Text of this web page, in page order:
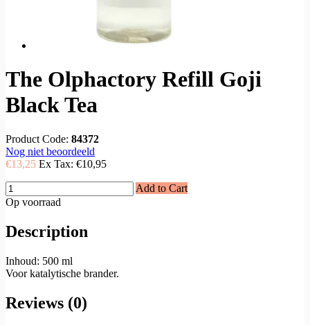
The Olphactory Refill Goji
Black Tea
Product Code: 84372
Nog niet beoordeeld
€13,25 Ex Tax: €10,95
Add to Cart
Op voorraad
Description
Inhoud: 500 ml
Voor katalytische brander.
Reviews (0)